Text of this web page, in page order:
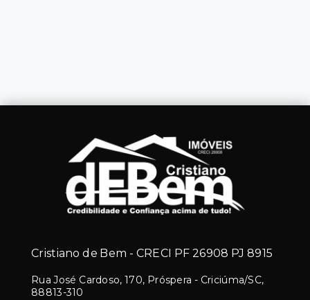
Cristiano de Bem - CRECI PF 26908 PJ 8915
Rua José Cardoso, 170, Próspera - Criciúma/SC,
88813-310